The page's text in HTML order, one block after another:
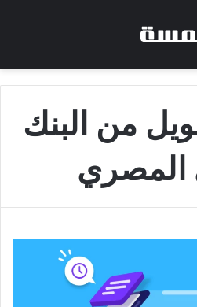
من البنك
المصري